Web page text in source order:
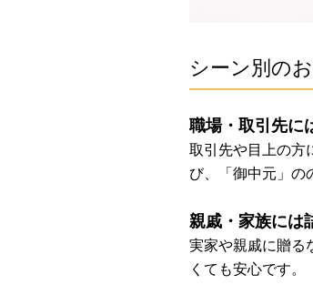
シーン別の
職場・取引先に
取引先や目上の方
び、「御中元」の
親戚・家族には
実家や親戚に贈る
くても安心です。